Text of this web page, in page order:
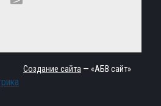
Создание сайта — «АБВ сайт»